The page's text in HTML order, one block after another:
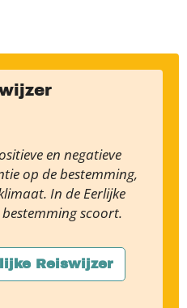
en negatieve
op de bestemming,
In de Eerlijke
bestemming scoort.
Reiswijzer